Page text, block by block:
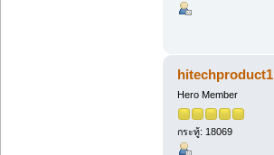
hitechproduct1
Hero Member
กระทู้: 18069